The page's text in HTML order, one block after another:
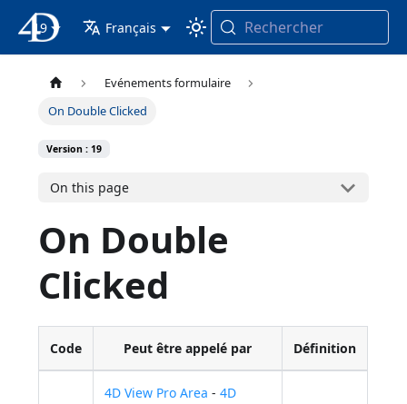
4D Documentation
19 Français Rechercher
Evénements formulaire
On Double Clicked
Version : 19
On this page
On Double
Clicked
Code Peut être appelé par Définition
4D View Pro Area -4D